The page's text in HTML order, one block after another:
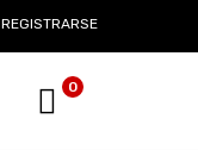
REGISTRARSE
0